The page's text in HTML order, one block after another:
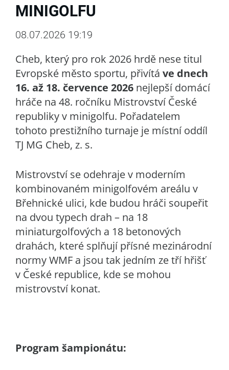
MINIGOLFU
08.07.2026 19:19
Cheb, který pro rok 2026 hrdě nese titul
Evropské město sportu, přivítá ve dnech
16. až 18. července 2026 nejlepší domácí
hráče na 48. ročníku Mistrovství České
republiky v minigolfu. Pořadatelem
tohoto prestižního turnaje je místní oddíl
TJ MG Cheb, z. s.
Mistrovství se odehraje v moderním
kombinovaném minigolfovém areálu v
Břehnické ulici, kde budou hráči soupeřit
na dvou typech drah – na 18
miniaturgolfových a 18 betonových
drahách, které splňují přísné mezinárodní
normy WMF a jsou tak jedním ze tří hřišť
v České republice, kde se mohou
mistrovství konat.
Program šampionátu: